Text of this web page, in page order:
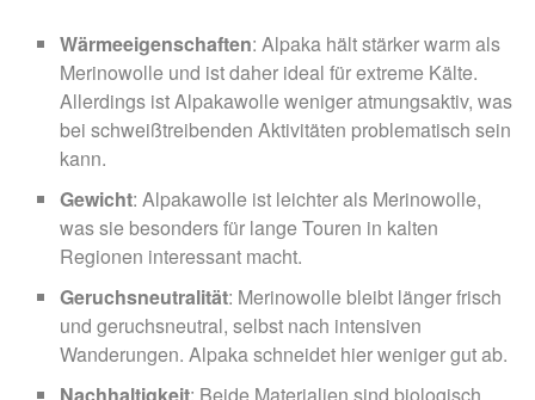
Wärmeeigenschaften: Alpaka hält stärker warm als
Merinowolle und ist daher ideal für extreme Kälte.
Allerdings ist Alpakawolle weniger atmungsaktiv, was
bei schweißtreibenden Aktivitäten problematisch sein
kann.
Gewicht: Alpakawolle ist leichter als Merinowolle,
was sie besonders für lange Touren in kalten
Regionen interessant macht.
Geruchsneutralität: Merinowolle bleibt länger frisch
und geruchsneutral, selbst nach intensiven
Wanderungen. Alpaka schneidet hier weniger gut ab.
Nachhaltigkeit: Beide Materialien sind biologisch